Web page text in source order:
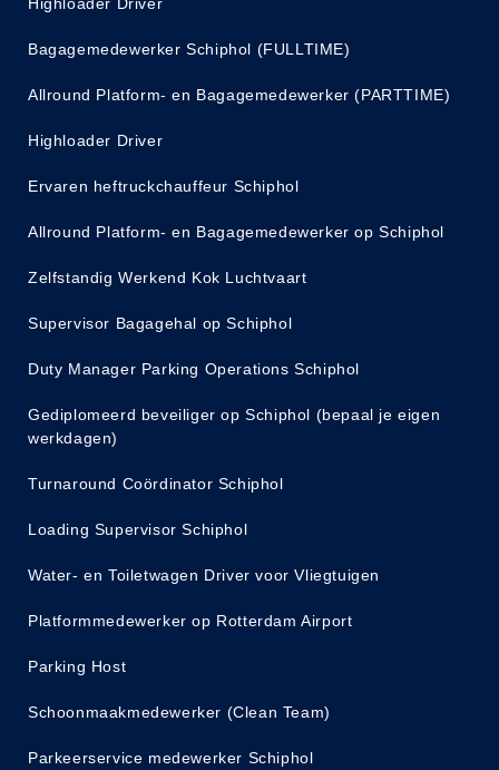
Bagagemedewerker Schiphol (FULLTIME)
Allround Platform- en Bagagemedewerker (PARTTIME)
Highloader Driver
Ervaren heftruckchauffeur Schiphol
Allround Platform- en Bagagemedewerker op Schiphol
Zelfstandig Werkend Kok Luchtvaart
Supervisor Bagagehal op Schiphol
Duty Manager Parking Operations Schiphol
Gediplomeerd beveiliger op Schiphol (bepaal je eigen
werkdagen)
Turnaround Coördinator Schiphol
Loading Supervisor Schiphol
Water- en Toiletwagen Driver voor Vliegtuigen
Platformmedewerker op Rotterdam Airport
Parking Host
Schoonmaakmedewerker (Clean Team)
Parkeerservice medewerker Schiphol